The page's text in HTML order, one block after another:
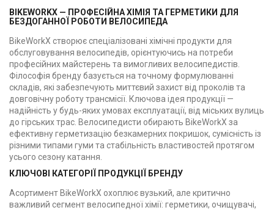
BIKEWORKX — ПРОФЕСІЙНА ХІМІЯ ТА ГЕРМЕТИКИ ДЛЯ
БЕЗДОГАННОЇ РОБОТИ ВЕЛОСИПЕДА
BikeWorkX створює спеціалізовані хімічні продукти для
обслуговування велосипедів, орієнтуючись на потреби
професійних майстерень та вимогливих велосипедистів.
Філософія бренду базується на точному формулюванні
складів, які забезпечують миттєвий захист від проколів та
довговічну роботу трансмісії. Ключова ідея продукції —
надійність у будь-яких умовах експлуатації, від міських вулиць
до гірських трас. Велосипедисти обирають BikeWorkX за
ефективну герметизацію безкамерних покришок, сумісність із
різними типами гуми та стабільність властивостей протягом
усього сезону катання.
КЛЮЧОВІ КАТЕГОРІЇ ПРОДУКЦІЇ БРЕНДУ
Асортимент BikeWorkX охоплює вузький, але критично
важливий сегмент велосипедної хімії: герметики, очищувачі,